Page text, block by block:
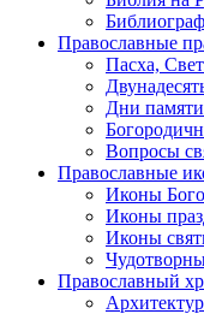
Православные
Пасха,
Дни
Вопросы
Православные
Иконы
Иконы
Иконы
Православный